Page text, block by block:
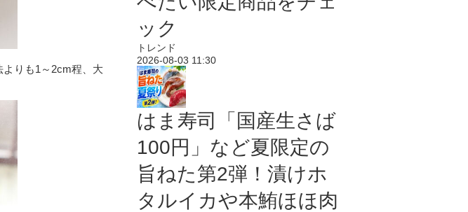
りも1～2cm程、大
ック
トレンド
2026-08-03 11:30
はま寿司「国産生さば
100円」など夏限定の
旨ねた第2弾！漬けホ
タルイカや本鮪ほほ肉